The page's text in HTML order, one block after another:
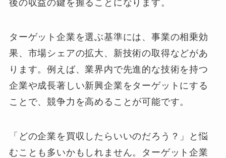
後の収益の鍵を握ることになります。
ターゲット企業を選ぶ基準には、事業の相乗効
果、市場シェアの拡大、新技術の取得などがあ
ります。例えば、業界内で先進的な技術を持つ
企業や成長著しい新興企業をターゲットにする
ことで、競争力を高めることが可能です。
「どの企業を買収したらいいのだろう？」と悩
むことも多いかもしれません。ターゲット企業